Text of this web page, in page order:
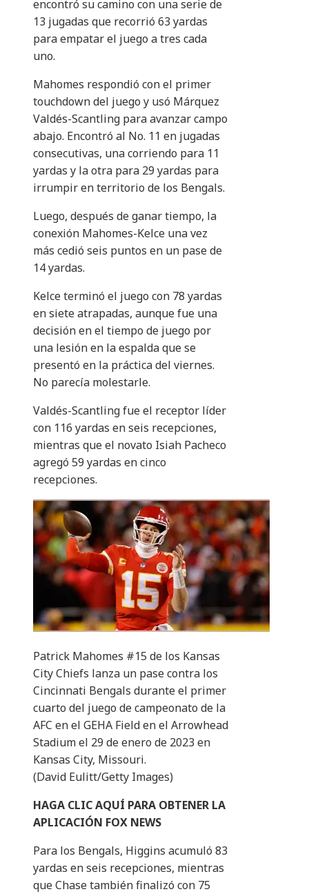
encontró su camino con una serie de
13 jugadas que recorrió 63 yardas
para empatar el juego a tres cada
uno.
Mahomes respondió con el primer
touchdown del juego y usó Márquez
Valdés-Scantling para avanzar campo
abajo. Encontró al No. 11 en jugadas
consecutivas, una corriendo para 11
yardas y la otra para 29 yardas para
irrumpir en territorio de los Bengals.
Luego, después de ganar tiempo, la
conexión Mahomes-Kelce una vez
más cedió seis puntos en un pase de
14 yardas.
Kelce terminó el juego con 78 yardas
en siete atrapadas, aunque fue una
decisión en el tiempo de juego por
una lesión en la espalda que se
presentó en la práctica del viernes.
No parecía molestarle.
Valdés-Scantling fue el receptor líder
con 116 yardas en seis recepciones,
mientras que el novato Isiah Pacheco
agregó 59 yardas en cinco
recepciones.
Patrick Mahomes #15 de los Kansas
City Chiefs lanza un pase contra los
Cincinnati Bengals durante el primer
cuarto del juego de campeonato de la
AFC en el GEHA Field en el Arrowhead
Stadium el 29 de enero de 2023 en
Kansas City, Missouri.
(David Eulitt/Getty Images)
HAGA CLIC AQUÍ PARA OBTENER LA
APLICACIÓN FOX NEWS
Para los Bengals, Higgins acumuló 83
yardas en seis recepciones, mientras
que Chase también finalizó con 75